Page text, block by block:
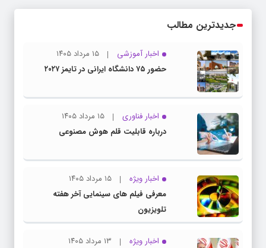
جدیدترین مطالب
اخبار آموزشی
۱۵ مرداد ۱۴۰۵
حضور ۷۵ دانشگاه ایرانی در تایمز ۲۰۲۷
اخبار فناوری
۱۵ مرداد ۱۴۰۵
درباره قابلیت قلم هوش مصنوعی
اخبار ویژه
۱۵ مرداد ۱۴۰۵
معرفی فیلم های سینمایی آخر هفته
تلویزیون
اخبار ویژه
۱۳ مرداد ۱۴۰۵